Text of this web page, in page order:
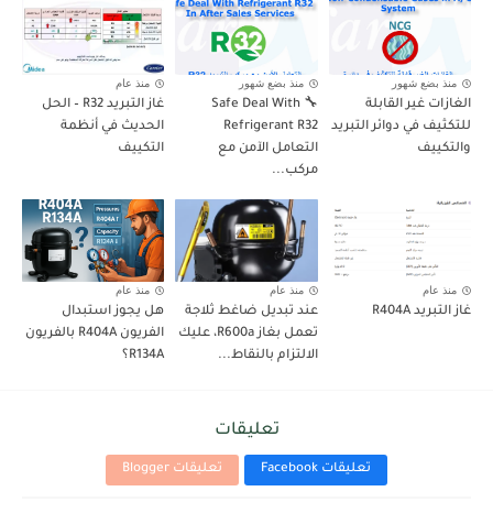
منذ بضع شهور
الغازات غير القابلة
للتكثيف في دوائر التبريد
والتكييف
منذ بضع شهور
🔧 Safe Deal With
Refrigerant R32
التعامل الآمن مع
مركب...
منذ عام
غاز التبريد R32 – الحل
الحديث في أنظمة
التكييف
منذ عام
غاز التبريد R404A
منذ عام
عند تبديل ضاغط ثلاجة
تعمل بغاز R600a، عليك
الالتزام بالنقاط...
منذ عام
هل يجوز استبدال
الفريون R404A بالفريون
R134A؟
تعليقات
تعليقات Facebook تعليقات Blogger